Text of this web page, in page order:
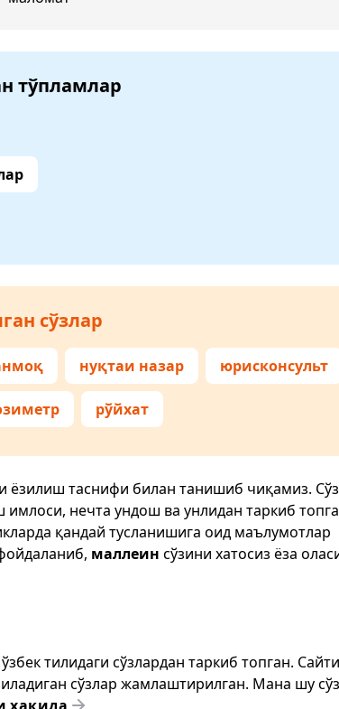
тўпламлар
сўзлар
нуқтаи назар юрисконсульт
рўйхат
ёзилиш таснифи билан танишиб чиқамиз.
нечта ундош ва унлидан таркиб
қандай тусланишига оид маълумотлар
маллеин сўзини хатосиз ёза
тилидаги сўзлардан таркиб топган.
сўзлар жамлаштирилган. Мана шу